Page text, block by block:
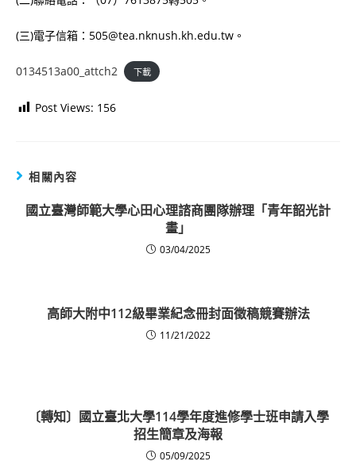
(三)電子信箱：505@tea.nknush.kh.edu.tw。
0134513a00_attch2 下載
Post Views: 156
相關內容
國立臺灣師範大學心田心理諮商團隊辦理「青年韶光計
畫」
03/04/2025
高師大附中112級畢業紀念冊封面徵稿競賽辦法
11/21/2022
〔轉知〕國立臺北大學114學年度進修學士班申請入學
招生簡章及海報
05/09/2025